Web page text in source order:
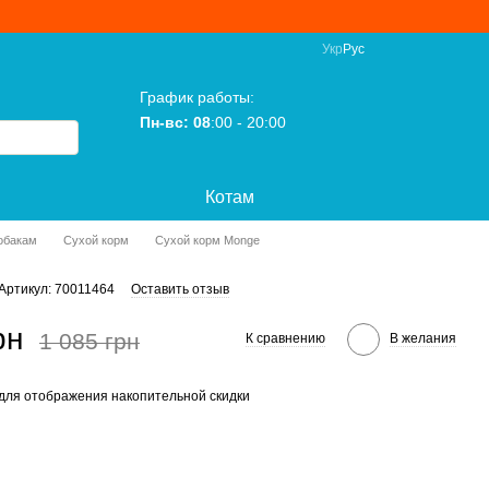
Укр Рус
График работы:
Пн-вс: 08:00 - 20:00
Котам
Сухой корм Сухой корм Monge
70011464 Оставить отзыв
1 085 грн К сравнению В желания
для отображения накопительной скидки